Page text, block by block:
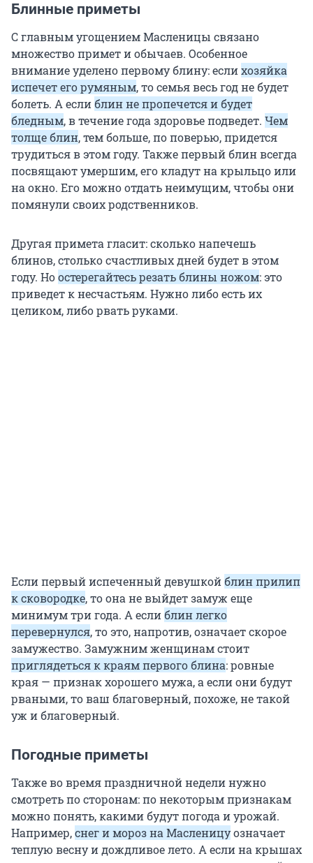
Блинные приметы
С главным угощением Масленицы связано
множество примет и обычаев. Особенное
внимание уделено первому блину: еслихозяйка
испечет его румяным, то семья весь год не будет
болеть. А еслиблин не пропечется и будет
бледным, в течение года здоровье подведет. Чем
толще блин, тем больше, по поверью, придется
трудиться в этом году. Также первый блин всегда
посвящают умершим, его кладут на крыльцо или
на окно. Его можно отдать неимущим, чтобы они
помянули своих родственников.
Другая примета гласит: сколько напечешь
блинов, столько счастливых дней будет в этом
году. Ноостерегайтесь резать блины ножом: это
приведет к несчастьям. Нужно либо есть их
целиком, либо рвать руками.
Если первый испеченный девушкойблин прилип
к сковородке, то она не выйдет замуж еще
минимум три года. А еслиблин легко
перевернулся, то это, напротив, означает скорое
замужество. Замужним женщинам стоит
приглядеться к краям первого блина: ровные
края — признак хорошего мужа, а если они будут
рваными, то ваш благоверный, похоже, не такой
уж и благоверный.
Погодные приметы
Также во время праздничной недели нужно
смотреть по сторонам: по некоторым признакам
можно понять, какими будут погода и урожай.
Например,снег и мороз на Масленицуозначает
теплую весну и дождливое лето. А если на крышах